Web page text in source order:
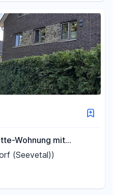
Wohnung mit
vom Eigentümer
(Seevetal))